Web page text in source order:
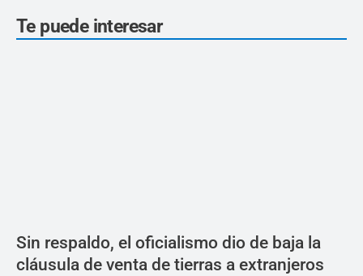
Te puede interesar
Sin respaldo, el oficialismo dio de baja la
cláusula de venta de tierras a extranjeros